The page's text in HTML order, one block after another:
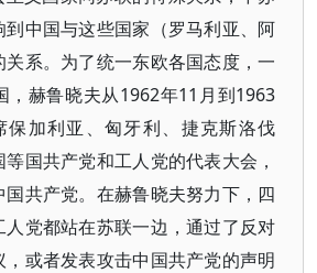
中国与这些国家（罗马利亚、阿
系。为了统一东欧各国态度，一
，赫鲁晓夫从1962年11月到1963
保加利亚、匈牙利、捷克斯洛伐
国共产党和工人党的代表大会，
共产党。在赫鲁晓夫努力下，四
党都站在苏联一边，通过了反对
或者发表攻击中国共产党的声明